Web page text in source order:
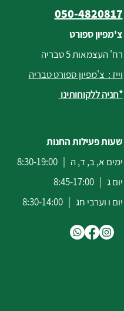
050-4820817
צ'מפיון ספורט
רח' העצמאות 5 טבריה
וייז : צ'מפיון ספורט טבריה
*חניה ללקוחותינו
שעות פעילות החנות
ימים א, ב, ד, ה | 8:30-19:00
יום ג | 8:45-17:00
יום ו וערבי חג | 8:30-14:00